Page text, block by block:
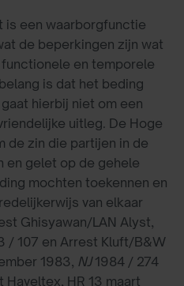
is een waarborgfunctie
de beperkingen zijn wat
en temporele
is dat het beding
hierbij niet om een
uitleg. De Hoge
de zin die partijen in de
en gelet op de gehele
mochten toekennen en
van elkaar
Ghisyawan/LAN Alyst,
/ 107 en Arrest Kluft/B&W
1983, NJ1984 / 274
HR 13 maart